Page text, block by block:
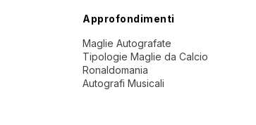
Approfondimenti
Maglie Autografate
Tipologie Maglie da Calcio
Ronaldomania
Autografi Musicali